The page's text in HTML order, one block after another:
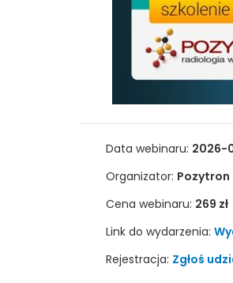
Data webinaru: 2026-
Organizator: Pozytron
Cena webinaru: 269 zł
Link do wydarzenia:
Rejestracja: Zgłoś